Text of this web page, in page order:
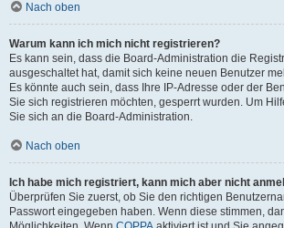
Nach oben
Warum kann ich mich nicht registrieren?
Es kann sein, dass die Board-Administration die
ausgeschaltet hat, damit sich keine neuen Benutzer
Es könnte auch sein, dass Ihre IP-Adresse oder der
Sie sich registrieren möchten, gesperrt wurden. Um
Sie sich an die Board-Administration.
Nach oben
Ich habe mich registriert, kann mich aber nicht
Überprüfen Sie zuerst, ob Sie den richtigen
Passwort eingegeben haben. Wenn diese stimmen,